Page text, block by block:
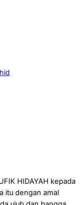
itu dengan amal